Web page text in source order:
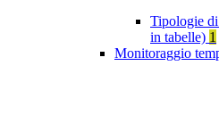
Tipologie
in tabelle) 1
Monitoraggio